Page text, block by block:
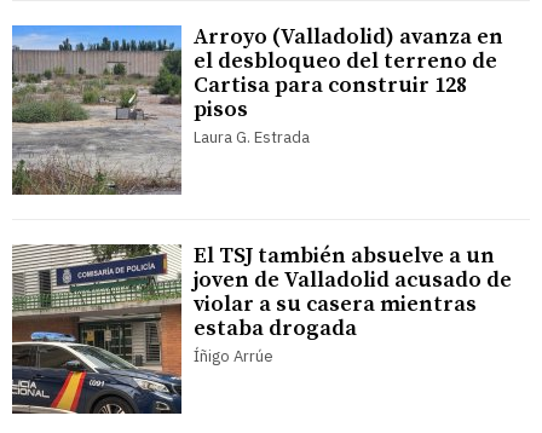
Arroyo (Valladolid) avanza en
el desbloqueo del terreno de
Cartisa para construir 128
pisos
Laura G. Estrada
El TSJ también absuelve a un
joven de Valladolid acusado de
violar a su casera mientras
estaba drogada
Íñigo Arrúe